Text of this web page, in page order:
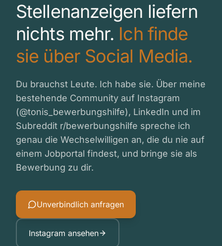
Stellenanzeigen liefern
nichts mehr. Ich finde
sie über Social Media.
Du brauchst Leute. Ich habe sie. Über meine
bestehende Community auf Instagram
(@tonis_bewerbungshilfe), LinkedIn und im
Subreddit r/bewerbungshilfe spreche ich
genau die Wechselwilligen an, die du nie auf
einem Jobportal findest, und bringe sie als
Bewerbung zu dir.
Unverbindlich anfragen
Instagram ansehen